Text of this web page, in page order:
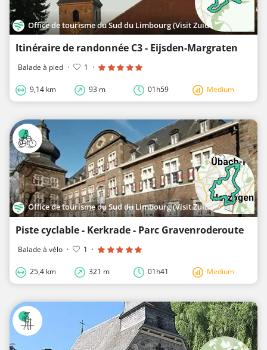
Office de tourisme du Sud du Limbourg (Visit Zuid-Limburg)
Itinéraire de randonnée C3 - Eijsden-Margraten
Balade à pied · 1 ·
9,14 km 93 m 01h59 Medium
Office de tourisme du Sud du Limbourg (Visit Zuid-Limburg)
Piste cyclable - Kerkrade - Parc Gravenroderoute
Balade à vélo · 1 ·
25,4 km 321 m 01h41 Medium